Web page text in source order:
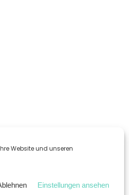
Website und unseren
Einstellungen ansehen